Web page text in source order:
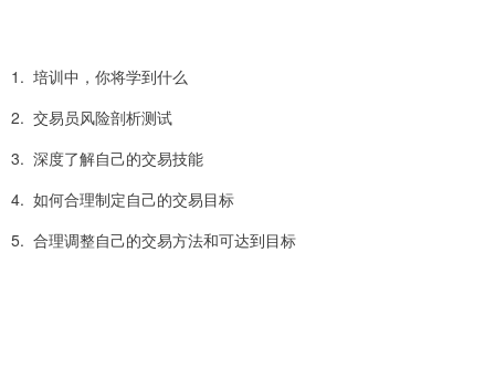
1. 培训中，你将学到什么
2. 交易员风险剖析测试
3. 深度了解自己的交易技能
4. 如何合理制定自己的交易目标
5. 合理调整自己的交易方法和可达到目标